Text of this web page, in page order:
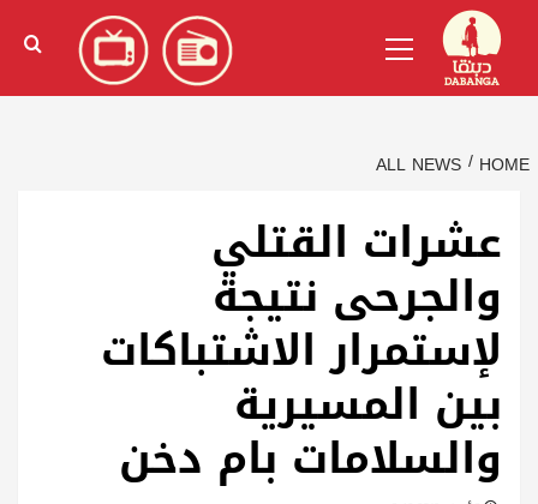
content
الإنجليزية)
Menu
HOME
ALL NEWS
عشرات القتلي
والجرحى نتيجة
لإستمرار الاشتباكات
بين المسيرية
والسلامات بام دخن